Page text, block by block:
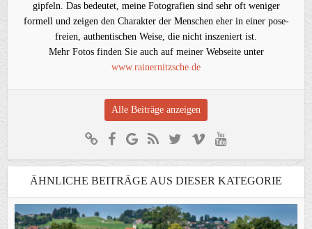
gipfeln. Das bedeutet, meine Fotografien sind sehr oft weniger
formell und zeigen den Charakter der Menschen eher in einer pose-
freien, authentischen Weise, die nicht inszeniert ist.
Mehr Fotos finden Sie auch auf meiner Webseite unter
www.rainernitzsche.de
Alle Beiträge anzeigen
ÄHNLICHE BEITRÄGE AUS DIESER KATEGORIE